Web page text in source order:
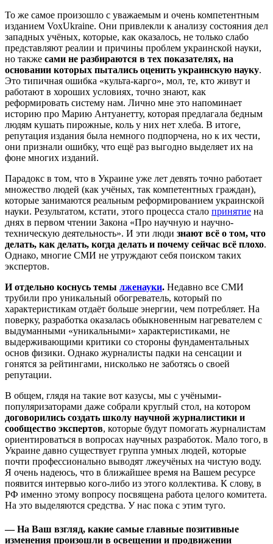
То же самое произошло с уважаемым и очень компетентным
изданием VoxUkraine. Они привлекли к анализу состояния дел
западных учёных, которые, как оказалось, не только слабо
представляют реалии и причины проблем украинской науки,
но также сами не разбираются в тех показателях, на
основании которых пытались оценить украинскую науку.
Это типичная ошибка «культа-карго», мол, те, кто живут и
работают в хороших условиях, точно знают, как
реформировать систему нам. Лично мне это напоминает
историю про Марию Антуанетту, которая предлагала бедным
людям кушать пирожные, коль у них нет хлеба. В итоге,
репутация издания была немного подпорчена, но к их чести,
они признали ошибку, что ещё раз выгодно выделяет их на
фоне многих изданий.
Парадокс в том, что в Украине уже лет девять точно работает
множество людей (как учёных, так компетентных граждан),
которые занимаются реальным реформированием украинской
науки. Результатом, кстати, этого процесса стало принятие на
днях в первом чтении Закона «Про научную и научно-
техническую деятельность». И эти люди знают всё о том, что
делать, как делать, когда делать и почему сейчас всё плохо.
Однако, многие СМИ не утруждают себя поиском таких
экспертов.
И отдельно коснусь темы лженауки. Недавно все СМИ
трубили про уникальный обогреватель, который по
характеристикам отдаёт больше энергии, чем потребляет. На
поверку, разработка оказалась обыкновенным нагревателем с
выдуманными «уникальными» характеристиками, не
выдерживающими критики со стороны фундаментальных
основ физики. Однако журналисты падки на сенсации и
гонятся за рейтингами, нисколько не заботясь о своей
репутации.
В общем, глядя на такие вот казусы, мы с учёными-
популяризаторами даже собрали круглый стол, на котором
договорились создать школу научной журналистики и
сообщество экспертов, которые будут помогать журналистам
ориентироваться в вопросах научных разработок. Мало того, в
Украине давно существует группа умных людей, которые
почти профессионально выводят лжеучёных на чистую воду.
Я очень надеюсь, что в ближайшее время на Вашем ресурсе
появится интервью кого-либо из этого коллектива. К слову, в
РФ именно этому вопросу посвящена работа целого комитета.
На это выделяются средства. У нас пока с этим туго.
— На Ваш взгляд, какие самые главные позитивные
изменения произошли в освещении и продвижении